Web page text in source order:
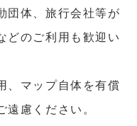
団体、旅行会社等が
どのご利用も歓迎い
、マップ自体を有償
遠慮ください。